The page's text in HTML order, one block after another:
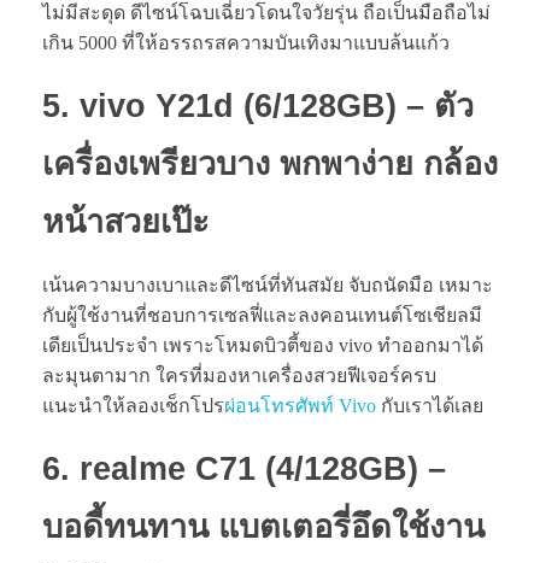
ไม่มีสะดุด ดีไซน์โฉบเฉี่ยวโดนใจวัยรุ่น ถือเป็นมือถือไม่
เกิน 5000 ที่ให้อรรถรสความบันเทิงมาแบบล้นแก้ว
5. vivo Y21d (6/128GB) – ตัว
เครื่องเพรียวบาง พกพาง่าย กล้อง
หน้าสวยเป๊ะ
เน้นความบางเบาและดีไซน์ที่ทันสมัย จับถนัดมือ เหมาะ
กับผู้ใช้งานที่ชอบการเซลฟี่และลงคอนเทนต์โซเชียลมี
เดียเป็นประจำ เพราะโหมดบิวตี้ของ vivo ทำออกมาได้
ละมุนตามาก ใครที่มองหาเครื่องสวยฟีเจอร์ครบ
แนะนำให้ลองเช็กโปรผ่อนโทรศัพท์ Vivo กับเราได้เลย
6. realme C71 (4/128GB) –
บอดี้ทนทาน แบตเตอรี่อึดใช้งาน